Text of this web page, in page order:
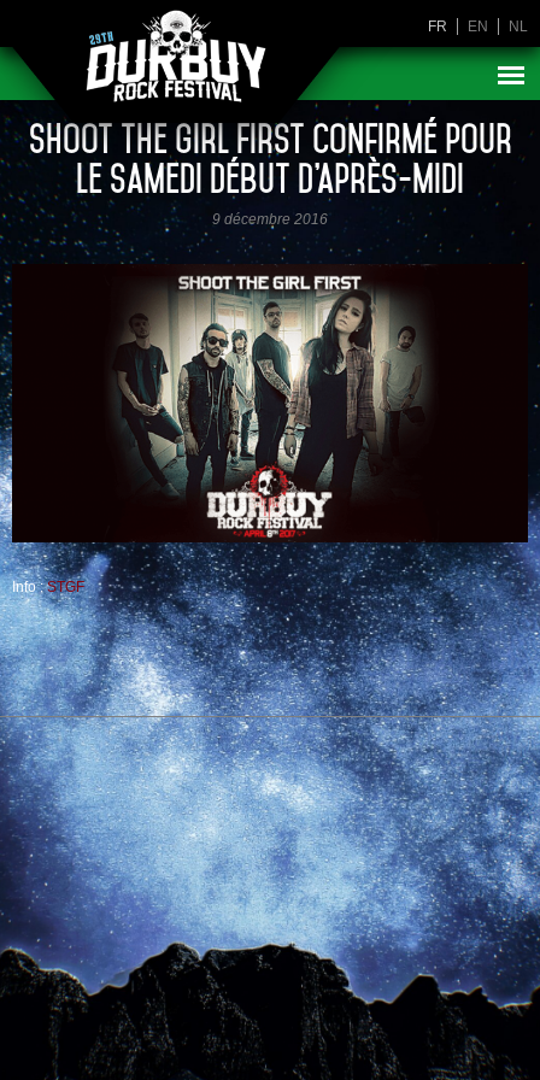
FR EN NL
Shoot the Girl First confirmé pour
le samedi début d’après-midi
9 décembre 2016
Info :STGF